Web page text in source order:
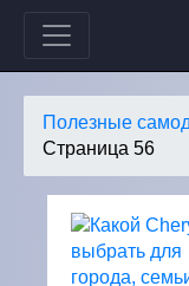
Полезные
Страница 56